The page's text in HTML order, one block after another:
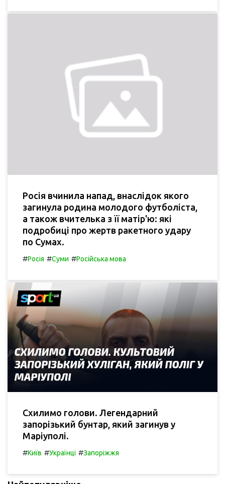
Росія вчинила напад, внаслідок якого
загинула родина молодого футболіста,
а також вчителька з її матір'ю: які
подробиці про жертв ракетного удару
по Сумах.
#Росія #Суми #Російська мова
Схилимо голови. Легендарний
запорізький бунтар, який загинув у
Маріуполі.
#Київ #Українці #Запоріжжя